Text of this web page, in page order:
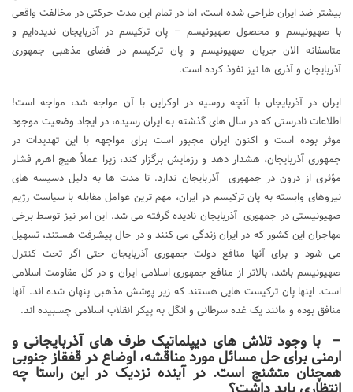
بیشتر ضد ایران طراحی شده است، اما در تمام این مدت حرکتی در مخالفت واقعی
با صهیونیسم و محصول صهیونیسم – پان ترکیسم در آذربایجان ندیده‌ایم و
متاسفانه الان جریان صهیونیسم و پان ترکیسم در فضای مذهبی جمهوری
آذربایجان و آذری ها نیز نفوذ کرده است.
ایران در آذربایجان با آنچه روسیه در اوکراین با آن مواجه شد، مواجه است!
اطلاعات نادرستی که در سال های گذشته به ایران رسیده، در ایجاد وضعیت موجود
موثر بوده است و اکنون ایران مجبور است برای مواجهه با این تهدیدات در
جمهوری آذربایجان، هشدار دهد و رزمایش برگزار کند، زیرا عملاً هیچ اهرم فشار
مؤثری از درون در جمهوری آذربایجان ندارد. تا مدت ها به دلیل دسیسه های
نیروهای وابسته به پان ترکیسم در ایران، مهم ترین عوامل مقابله با سیاست رژیم
صهیونیستی در جمهوری آذربایجان نادیده گرفته می شد. این امر نیز توسط برخی
مهاجران این کشور که در ایران زندگی می کنند و در حال پیشرفت هستند، تسهیل
می شود و برای آنها منافع دولت جمهوری آذربایجان حتی اگر تحت کنترل
صهیونیسم باشد، بالاتر از منافع جمهوری اسلامی ایران و در کل مقاومت اسلامی
است. اینها پان ترکیست هایی هستند که زیر پوشش مذهبی پنهان شده اند. آنها
منافق بوده و مانند یک غده سرطانی و انگل به پیکر انقلاب اسلامی چسبیده اند.
– با وجود تلاش های دیپلماتیک طرف های آذربایجانی و
ارمنی برای حل مسائل مورد مناقشه، اوضاع در قفقاز جنوبی
همچنان متشنج است. در آینده نزدیک در این راستا چه